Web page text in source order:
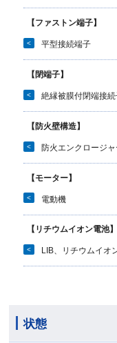
【ファストン端子】
< 平型接続端子
【閉端子】
< 絶縁被膜付閉端接
【防火壁構造】
< 防火エンクロージ
【モーター】
< 電動機
【リチウムイオン電池】
< LIB、リチウムイオ
状態